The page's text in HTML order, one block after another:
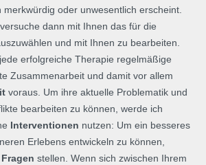
oder unwesentlich erscheint.
dann mit Ihnen das für die
und mit Ihnen zu bearbeiten.
erfolgreiche Therapie regelmäßige
Zusammenarbeit und damit vor allem
voraus. Um ihre aktuelle Problematik und
bearbeiten zu können, werde ich
Interventionen nutzen: Um ein besseres
Erlebens entwickeln zu können,
stellen. Wenn sich zwischen Ihrem